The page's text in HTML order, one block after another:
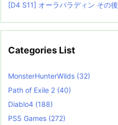
[D4 S11] オーラパラディン その後
Categories List
MonsterHunterWilds (32)
Path of Exile 2 (40)
Diablo4 (188)
PS5 Games (272)